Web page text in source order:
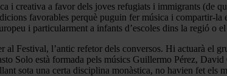
i creativa a favor dels joves refugiats i immigrants (de
favorables perquè puguin fer música i compartir-
i particularment a infants d’escoles dins la regió o
Festival, l’antic refetor dels conversos. Hi actuarà el
Solo està formada pels músics Guillermo Pérez,
sota una certa disciplina monàstica, no havien fet els